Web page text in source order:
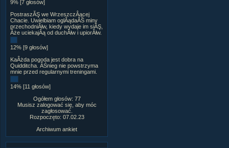
9% [7 głosów]
PostraszĂŞ we WrzeszczÂącej
Chacie. Uwielbiam oglÂądaĂŚ miny
przechodniĂłw, kiedy wydaje im siĂŞ,
Âże uciekajÂą od duchĂłw i upiorĂłw.
12% [9 głosów]
KaÂżda pogoda jest dobra na
Quidditcha. ÂŚnieg nie powstrzyma
mnie przed regularnymi treningami.
14% [11 głosów]
Ogółem głosów: 77
Musisz zalogować się, aby móc
zagłosować.
Rozpoczęto: 07.02.23
Archiwum ankiet